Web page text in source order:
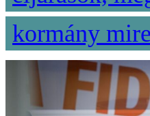
kormány